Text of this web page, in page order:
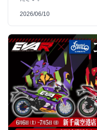
2026/06/10